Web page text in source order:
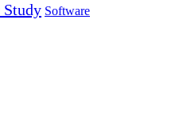
Software